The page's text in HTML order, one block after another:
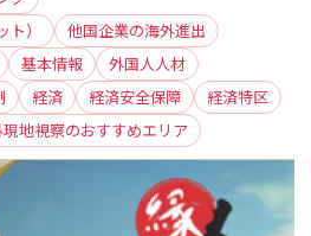
）
他国企業の海外進出
基本情報
外国人人材
経済 経済安全保障
経済特区
地視察のおすすめエリア